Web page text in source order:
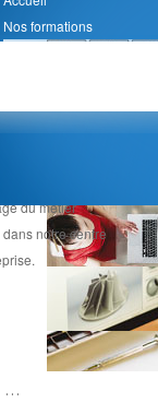
Nos formations
du métier
notre centre